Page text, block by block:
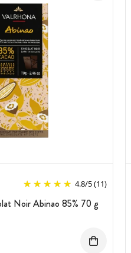
4.8/5(11)
Noir Abinao 85% 70 g
: